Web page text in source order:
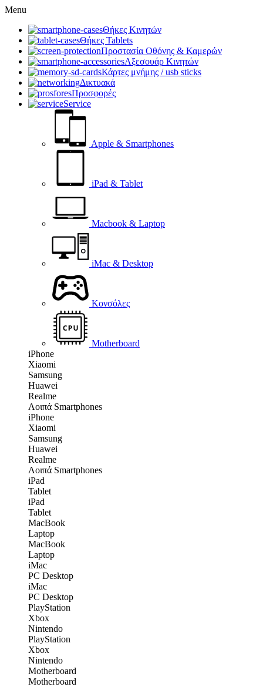
Menu
Θήκες Κινητών
Θήκες Tablets
Προστασία Οθόνης & Καμερών
Αξεσουάρ Κινητών
Κάρτες μνήμης / usb sticks
Δικτυακά
Προσφορές
Service
Apple & Smartphones
iPad & Tablet
Macbook & Laptop
iMac & Desktop
Κονσόλες
Motherboard
iPhone
Xiaomi
Samsung
Huawei
Realme
Λοιπά Smartphones
iPhone
Xiaomi
Samsung
Huawei
Realme
Λοιπά Smartphones
iPad
Tablet
iPad
Tablet
MacBook
Laptop
MacBook
Laptop
iMac
PC Desktop
iMac
PC Desktop
PlayStation
Xbox
Nintendo
PlayStation
Xbox
Nintendo
Motherboard
Motherboard